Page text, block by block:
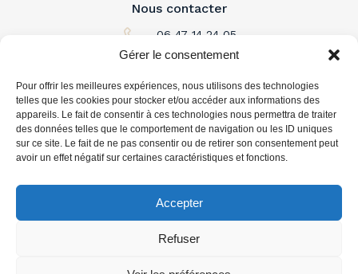
Gérer le consentement
Pour offrir les meilleures expériences, nous utilisons des technologies
telles que les cookies pour stocker et/ou accéder aux informations des
appareils. Le fait de consentir à ces technologies nous permettra de traiter
des données telles que le comportement de navigation ou les ID uniques
sur ce site. Le fait de ne pas consentir ou de retirer son consentement peut
avoir un effet négatif sur certaines caractéristiques et fonctions.
Accepter
Refuser
L'immobilier à louer
L'immobilier à acheter
Nous contacter
06 47 14 24 05
Par email